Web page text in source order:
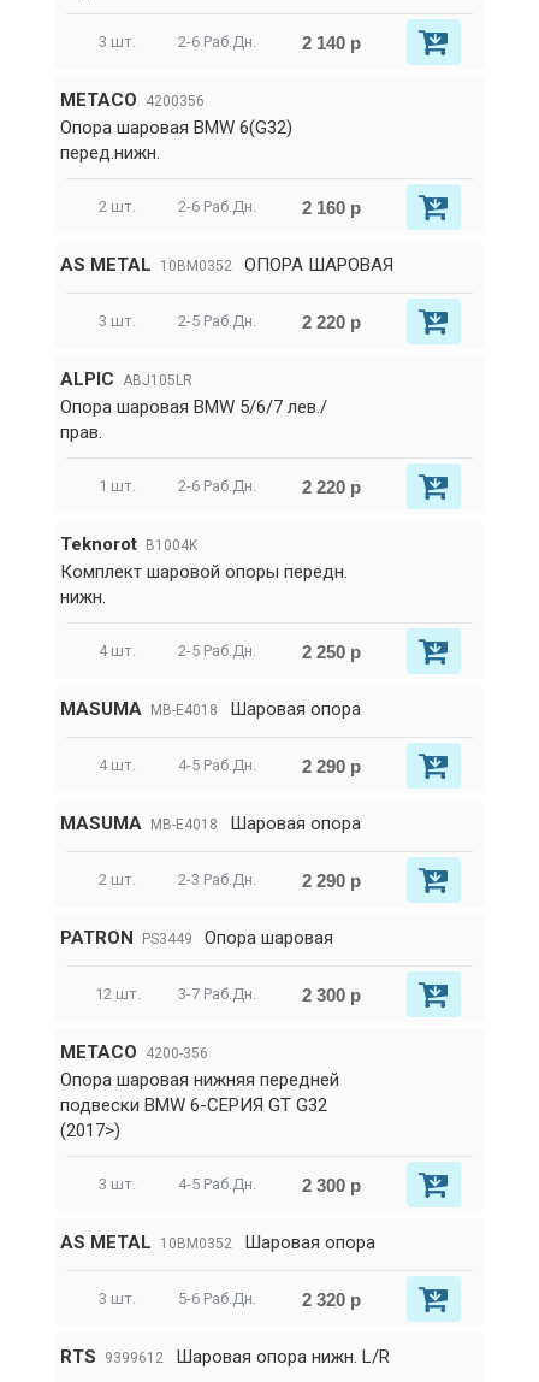
3 шт. 2-6 Раб.Дн. 2 140 р
METACO 4200356
Опора шаровая BMW 6(G32)
перед.нижн.
2 шт. 2-6 Раб.Дн. 2 160 р
AS METAL 10BM0352 ОПОРА ШАРОВАЯ
3 шт. 2-5 Раб.Дн. 2 220 р
ALPIC ABJ105LR
Опора шаровая BMW 5/6/7 лев./
прав.
1 шт. 2-6 Раб.Дн. 2 220 р
Teknorot B1004K
Комплект шаровой опоры передн.
нижн.
4 шт. 2-5 Раб.Дн. 2 250 р
MASUMA MB-E4018 Шаровая опора
4 шт. 4-5 Раб.Дн. 2 290 р
MASUMA MB-E4018 Шаровая опора
2 шт. 2-3 Раб.Дн. 2 290 р
PATRON PS3449 Опора шаровая
12 шт. 3-7 Раб.Дн. 2 300 р
METACO 4200-356
Опора шаровая нижняя передней
подвески BMW 6-СЕРИЯ GT G32
(2017>)
3 шт. 4-5 Раб.Дн. 2 300 р
AS METAL 10BM0352 Шаровая опора
3 шт. 5-6 Раб.Дн. 2 320 р
RTS 9399612 Шаровая опора нижн. L/R